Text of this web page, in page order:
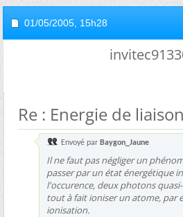
01/05/2005, 15h28
Re : Energie de liaison
Envoyé par Baygon_Jaune
Il ne faut pas négliger un
passer par un état énergétique
l'occurence, deux photons
tout à fait ioniser un atome, par
ionisation.